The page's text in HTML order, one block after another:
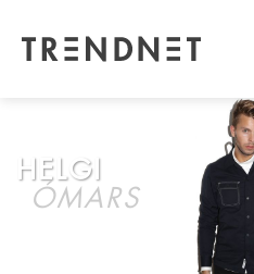
HELGI
ÓMARS